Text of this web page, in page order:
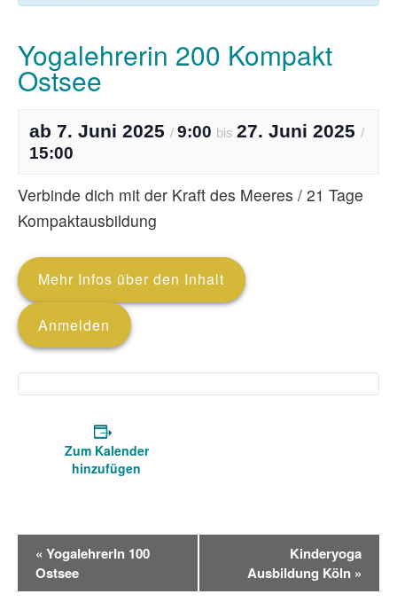
Yogalehrerin 200 Kompakt
Ostsee
7. Juni 2025 / 9:00 bis 27. Juni 2025 /
15:00
Verbinde dich mit der Kraft des Meeres / 21 Tage
Kompaktausbildung
Mehr Infos über den Inhalt
Anmelden
Zum Kalender
hinzufügen
r
« YogalehrerIn 100
Ostsee
Kinderyoga
Ausbildung Köln »